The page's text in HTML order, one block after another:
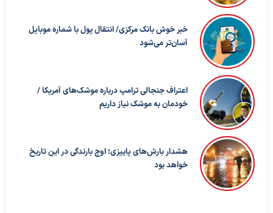
خبر خوش بانک مرکزی/ انتقال پول با شماره موبایل
آسان‌تر می‌شود
اعتراف جنجالی ترامپ درباره موشک‌های آمریکا /
خودمان به موشک نیاز داریم
هشدار بارش‌های پاییزی؛ اوج بارندگی در این تاریخ
خواهد بود